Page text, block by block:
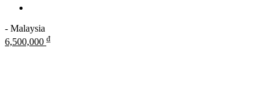
- Malaysia
6,500,000 ₫